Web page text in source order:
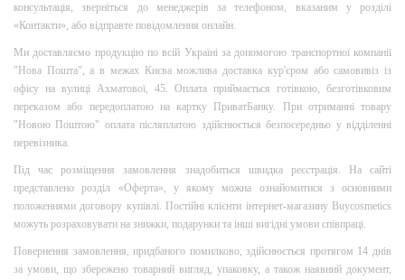
консультація, зверніться до менеджерів за телефоном, вказаним у розділі
«Контакти», або відправте повідомлення онлайн.
Ми доставляємо продукцію по всій Україні за допомогою транспортної компанії
"Нова Пошта", а в межах Києва можлива доставка кур'єром або самовивіз із
офісу на вулиці Ахматової, 45. Оплата приймається готівкою, безготівковим
переказом або передоплатою на картку ПриватБанку. При отриманні товару
"Новою Поштою" оплата післяплатою здійснюється безпосередньо у відділенні
перевізника.
Під час розміщення замовлення знадобиться швидка реєстрація. На сайті
представлено розділ «Оферта», у якому можна ознайомитися з основними
положеннями договору купівлі. Постійні клієнти інтернет-магазину Buycosmetics
можуть розраховувати на знижки, подарунки та інші вигідні умови співпраці.
Повернення замовлення, придбаного помилково, здійснюється протягом 14 днів
за умови, що збережено товарний вигляд, упаковку, а також наявний документ,